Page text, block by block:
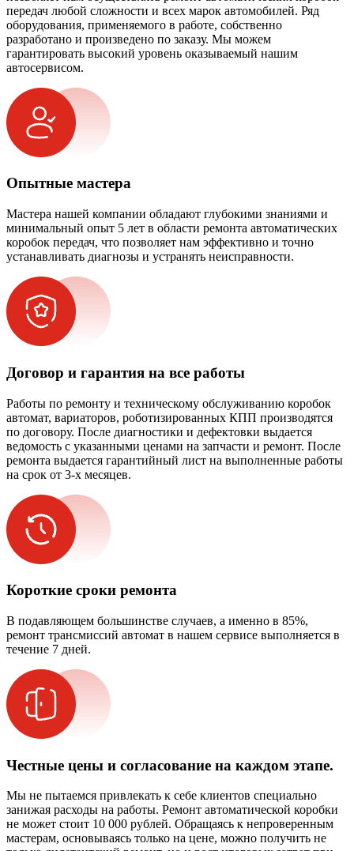
передач любой сложности и всех марок автомобилей. Ряд
оборудования, применяемого в работе, собственно
разработано и произведено по заказу. Мы можем
гарантировать высокий уровень оказываемый нашим
автосервисом.
Опытные мастера
Мастера нашей компании обладают глубокими знаниями и
минимальный опыт 5 лет в области ремонта автоматических
коробок передач, что позволяет нам эффективно и точно
устанавливать диагнозы и устранять неисправности.
Договор и гарантия на все работы
Работы по ремонту и техническому обслуживанию коробок
автомат, вариаторов, роботизированных КПП производятся
по договору. После диагностики и дефектовки выдается
ведомость с указанными ценами на запчасти и ремонт. После
ремонта выдается гарантийный лист на выполненные работы
на срок от 3-х месяцев.
Короткие сроки ремонта
В подавляющем большинстве случаев, а именно в 85%,
ремонт трансмиссий автомат в нашем сервисе выполняется в
течение 7 дней.
Честные цены и согласование на каждом этапе.
Мы не пытаемся привлекать к себе клиентов специально
занижая расходы на работы. Ремонт автоматической коробки
не может стоит 10 000 рублей. Обращаясь к непроверенным
мастерам, основываясь только на цене, можно получить не